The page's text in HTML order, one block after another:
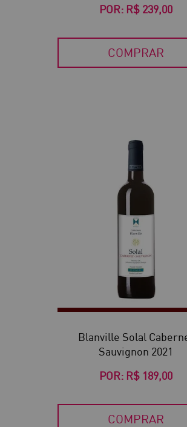
POR: R$ 239,00
COMPRAR
Blanville Solal
Sauvignon 2021
POR: R$ 189,00
COMPRAR